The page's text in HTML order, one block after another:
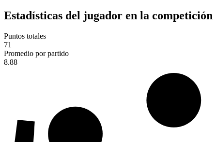
Estadísticas del jugador en la competición
Puntos totales
71
Promedio por partido
8.88